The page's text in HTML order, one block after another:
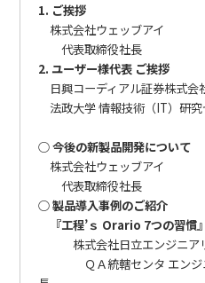
1. ご挨拶
株式会社ウェッブアイ
代表取締役社長
2. ユーザー様代表 ご挨拶
日興コーディアル証券株式会
法政大学 情報技術（IT）研
品川 萬
○ 今後の新製品開発について
株式会社ウェッブアイ
代表取締役社長
○ 製品導入事例のご紹介
『工程’ｓ Orario 7つの習慣』
株式会社日立エンジニアリ
ＱＡ統轄センタ エンジニ